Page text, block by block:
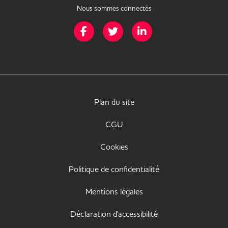
Nous sommes connectés
Page Facebook de Mission Handicap
Page Twitter de Mission Handicap
Plan du site
CGU
Cookies
Politique de confidentialité
Mentions légales
Déclaration d'accessibilité